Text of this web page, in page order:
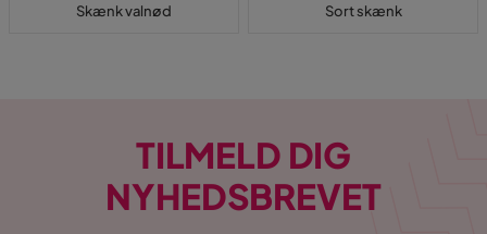
Skænk valnød Sort skænk
TILMELD DIG
NYHEDSBREVET